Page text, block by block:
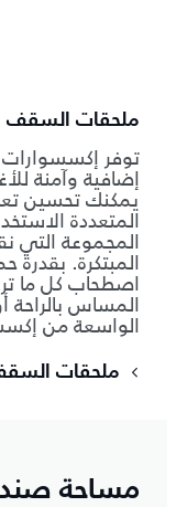
ملحقات السقف
توفر
إضافية وآمنة
يمكنك تحسين
المجموعة التي
اصطحاب كل ما
المساس
الواسعة من
ملحقات
مساحة